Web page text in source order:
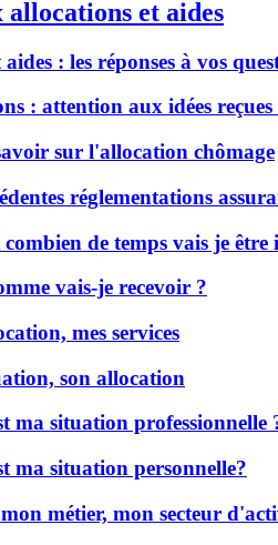
et aides
: les réponses à vos
: attention aux idées reçues
sur l'allocation chômage
réglementations
de temps vais je être
vais-je recevoir ?
mes services
son allocation
ma situation professionnelle
ma situation personnelle?
métier, mon secteur